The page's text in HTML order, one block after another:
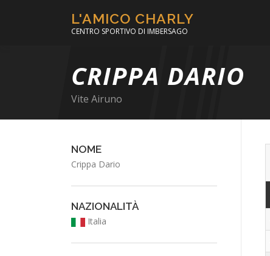
L'AMICO CHARLY
CENTRO SPORTIVO DI IMBERSAGO
CRIPPA DARIO
Vite Airuno
NOME
Crippa Dario
NAZIONALITÀ
Italia